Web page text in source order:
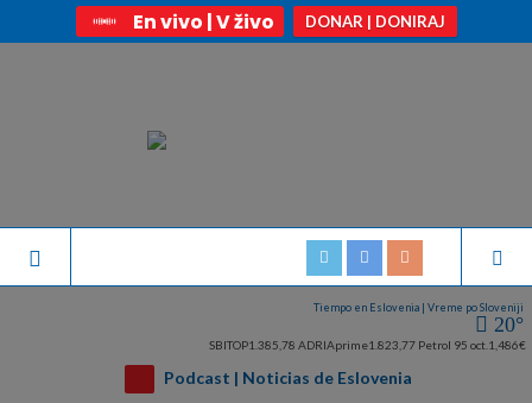
En vivo | V živo DONAR | DONIRAJ
Tiempo en Eslovenia | Vreme po Sloveniji
20°
SBITOP1.385,78 ADRIAprime1.823,77 Petrol 95 oct. 1,486€
Podcast | Noticias de Eslovenia